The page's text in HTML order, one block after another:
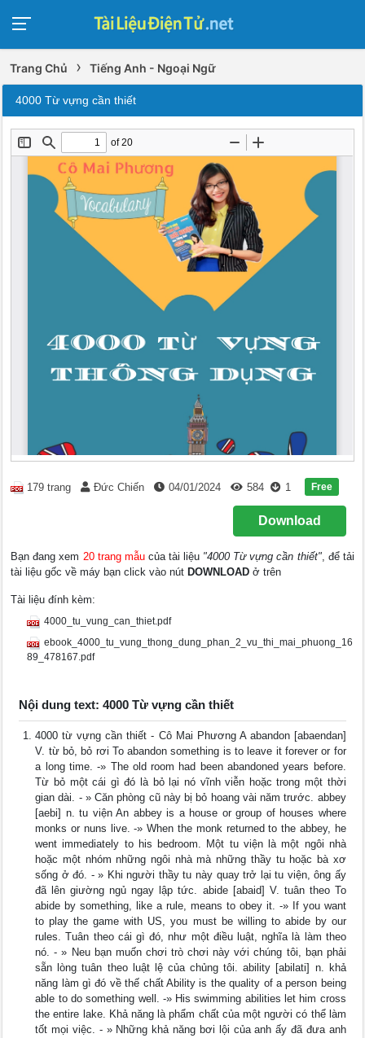
Trang Chủ › Tiếng Anh - Ngoại Ngữ
4000 Từ vựng cần thiết
179 trang Đức Chiến 04/01/2024 584 1 Free
Download
Bạn đang xem 20 trang mẫucủa tài liệu "4000 Từ vựng cần thiết", để tải
tài liệu gốc về máy bạn click vào nút DOWNLOAD ở trên
Tài liệu đính kèm:
4000_tu_vung_can_thiet.pdf
ebook_4000_tu_vung_thong_dung_phan_2_vu_thi_mai_phuong_16
89_478167.pdf
Nội dung text: 4000 Từ vựng cần thiết
4000 từ vựng cần thiết - Cô Mai Phương A abandon [abaendan]
V. từ bỏ, bỏ rơi To abandon something is to leave it forever or for
a long time. -» The old room had been abandoned years before.
Từ bỏ một cái gì đó là bỏ lại nó vĩnh viễn hoặc trong một thời
gian dài. - » Căn phòng cũ này bị bỏ hoang vài năm trước. abbey
[aebi] n. tu viện An abbey is a house or group of houses where
monks or nuns live. -» When the monk returned to the abbey, he
went immediately to his bedroom. Một tu viện là một ngôi nhà
hoặc một nhóm những ngôi nhà mà những thầy tu hoặc bà xơ
sống ở đó. - » Khi người thầy tu này quay trở lại tu viện, ông ấy
đã lên giường ngủ ngay lập tức. abide [abaid] V. tuân theo To
abide by something, like a rule, means to obey it. -» If you want
to play the game with US, you must be willing to abide by our
rules. Tuân theo cái gì đó, như một điều luật, nghĩa là làm theo
nó. - » Neu bạn muốn chơi trò chơi này với chúng tôi, bạn phải
sẵn lòng tuân theo luật lệ của chủng tôi. ability [abilati] n. khả
năng làm gì đó về thế chất Ability is the quality of a person being
able to do something well. -» His swimming abilities let him cross
the entire lake. Khả năng là phẩm chất của một người có thể làm
tốt mọi việc. - » Những khả năng bơi lội của anh ấy đã đưa anh